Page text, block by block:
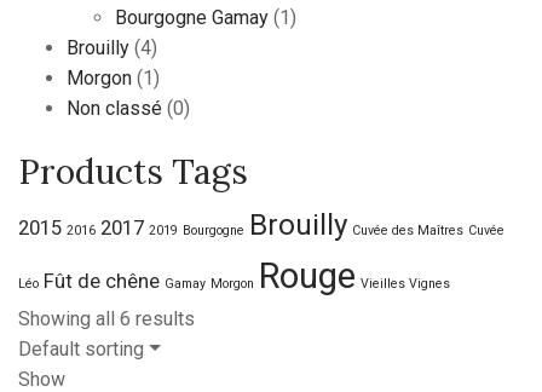
Bourgogne Gamay (1)
Brouilly (4)
Morgon (1)
Non classé (0)
Products Tags
2015 2016 2017 2019 Bourgogne Brouilly Cuvée des Maîtres Cuvée
Léo Fût de chêne Gamay Morgon Rouge Vieilles Vignes
Showing all 6 results
Default sorting
Show